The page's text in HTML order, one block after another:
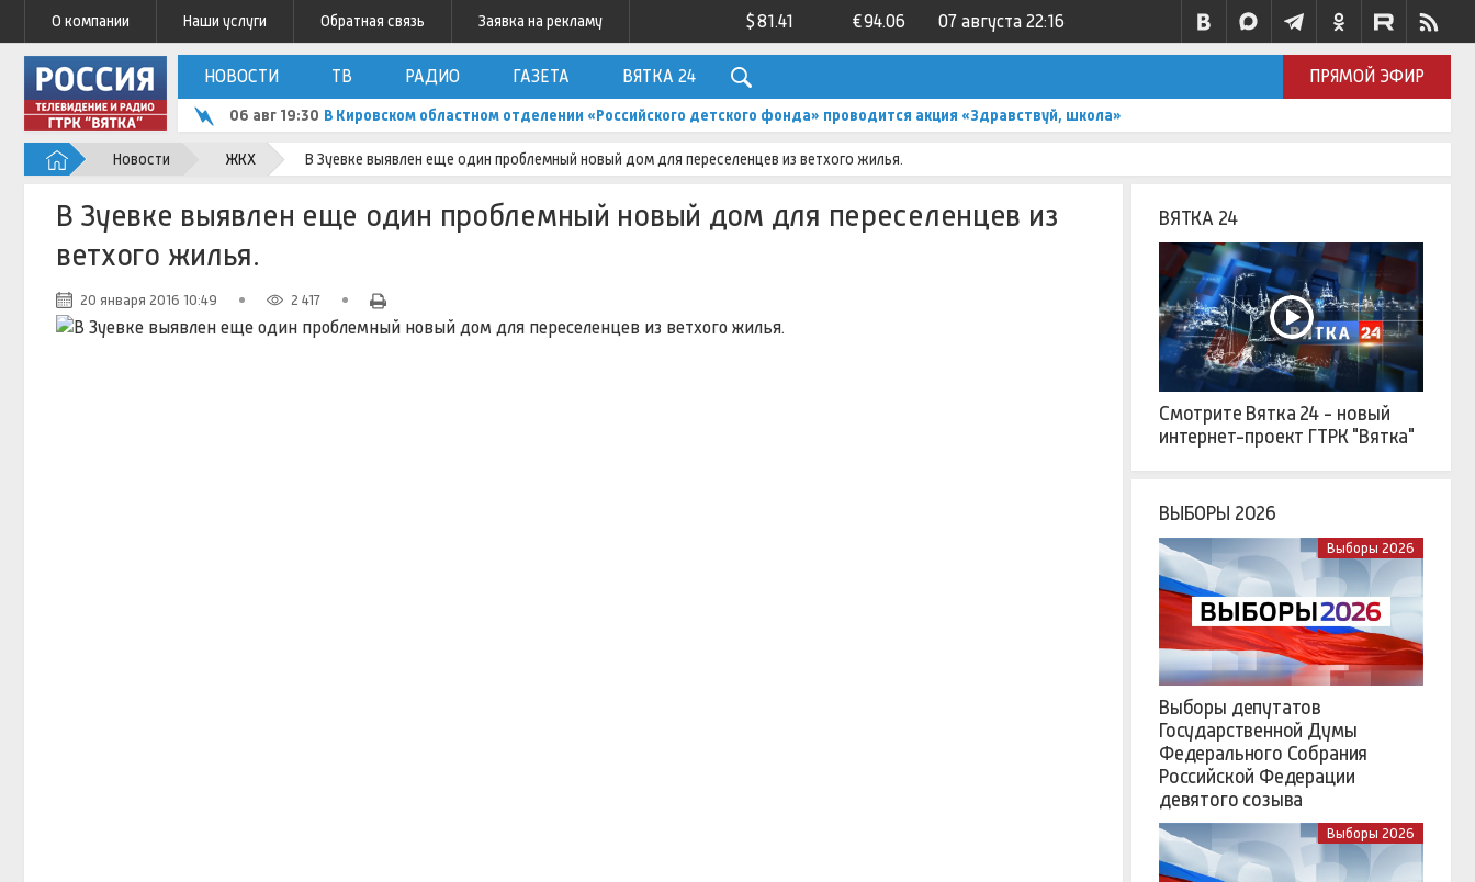
О компании Наши услуги Обратная связь Заявка на рекламу $81.41 €94.06 07 августа 22:16
НОВОСТИ ТВ РАДИО ГАЗЕТА ВЯТКА 24 ПРЯМОЙ ЭФИР
06 авг 19:30 В Кировском областном отделении «Российского детского фонда» проводится акция «Здравствуй, школа»
Новости ЖКХ В Зуевке выявлен еще один проблемный новый дом для переселенцев из ветхого жилья.
В Зуевке выявлен еще один проблемный новый дом для переселенцев из
ветхого жилья.
20 января 2016 10:49 2 417
ВЯТКА 24
Смотрите Вятка 24 - новый
интернет-проект ГТРК "Вятка"
ВЫБОРЫ 2026
Выборы 2026
Выборы депутатов
Государственной Думы
Федерального Собрания
Российской Федерации
девятого созыва
Выборы 2026